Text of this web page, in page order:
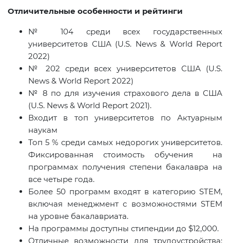
Отличительные особенности и рейтинги
№ 104 среди всех государственных
университетов США (U.S. News & World Report
2022)
№ 202 среди всех университетов США (U.S.
News & World Report 2022)
№ 8 по для изучения страхового дела в США
(U.S. News & World Report 2021).
Входит в топ университетов по Актуарным
наукам
Топ 5 % среди самых недорогих университетов.
Фиксированная стоимость обучения на
программах получения степени бакалавра на
все четыре года.
Более 50 программ входят в категорию STEM,
включая менеджмент с возможностями STEM
на уровне бакалавриата.
На программы доступны стипендии до $12,000.
Отличные возможности для трудоустройства: